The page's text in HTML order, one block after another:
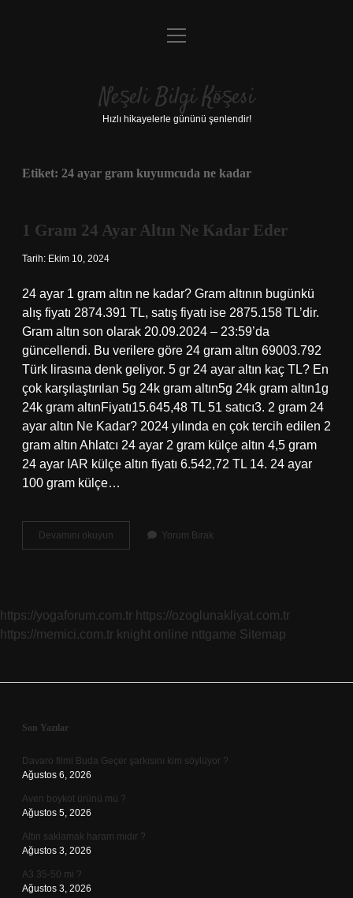
Anasayfa
Yasal Uyarı
menüyü
Neşeli Bilgi Köşesi
Hızlı hikayelerle gününü şenlendir!
Etiket: 24 ayar gram kuyumcuda ne kadar
1 Gram 24 Ayar Altın Ne Kadar Eder
Tarih: Ekim 10, 2024
24 ayar 1 gram altın ne kadar? Gram altının bugünkü
alış fiyatı 2874.391 TL, satış fiyatı ise 2875.158 TL’dir.
Gram altın son olarak 20.09.2024 – 23:59’da
güncellendi. Bu verilere göre 24 gram altın 69003.792
Türk lirasına denk geliyor. 5 gr 24 ayar altın kaç TL? En
çok karşılaştırılan 5g 24k gram altın5g 24k gram altın1g
24k gram altınFiyatı15.645,48 TL 51 satıcı3. 2 gram 24
ayar altın Ne Kadar? 2024 yılında en çok tercih edilen 2
gram altın Ahlatcı 24 ayar 2 gram külçe altın 4,5 gram
24 ayar IAR külçe altın fiyatı 6.542,72 TL 14. 24 ayar
100 gram külçe…
Devamını okuyun
Gram
Kadar
Eder
Yorum Bırak
https://yogaforum.com.tr https://ozoglunakliyat.com.tr
https://memici.com.tr knight online nttgame Sitemap
Sidebar
Son Yazılar
Davaro filmi Buda Geçer şarkısını kim söylüyor ?
Ağustos 6, 2026
Aven boykot ürünü mü ?
Ağustos 5, 2026
Altın saklamak haram mıdır ?
Ağustos 3, 2026
A3 35-50 mi ?
Ağustos 3, 2026